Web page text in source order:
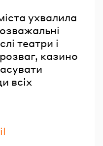
ухвалила
театри і
казино
всіх